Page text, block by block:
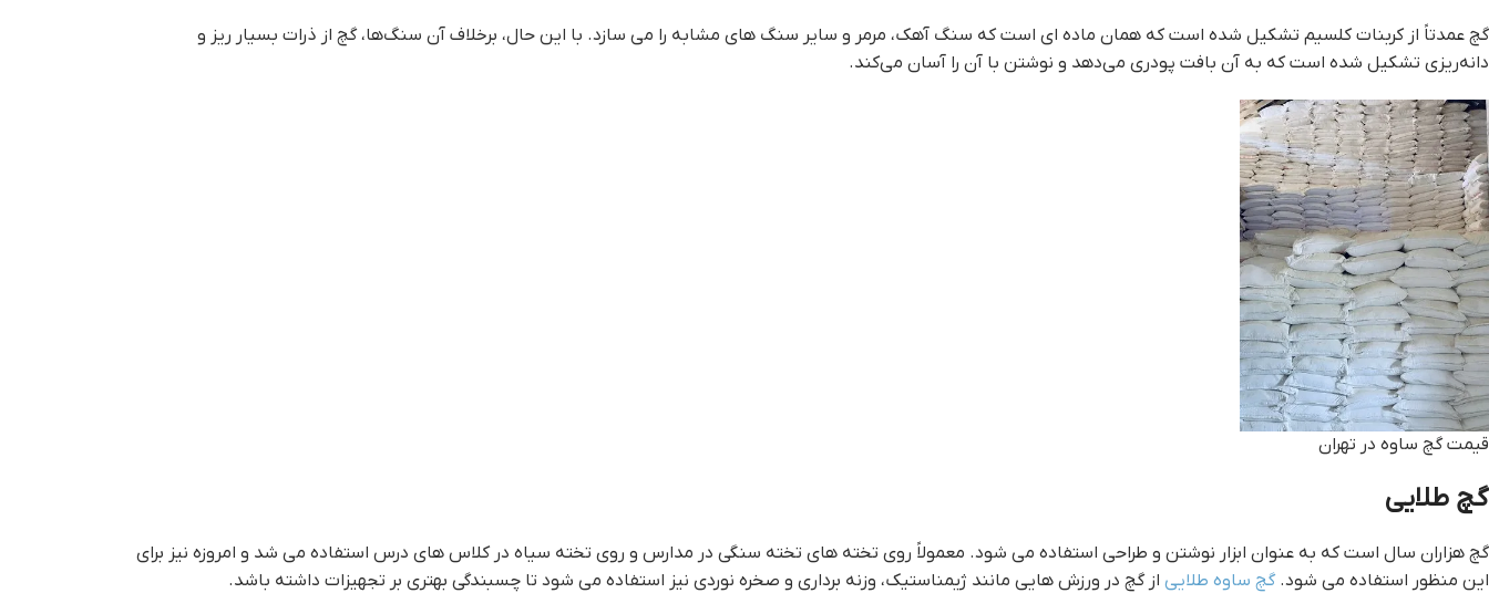
گچ عمدتاً از کربنات کلسیم تشکیل شده است که همان ماده ای است که سنگ آهک، مرمر و سایر سنگ های مشابه را می سازد. با این حال، برخلاف آن سنگ‌ها، گچ از ذرات بسیار ریز و
دانه‌ریزی تشکیل شده است که به آن بافت پودری می‌دهد و نوشتن با آن را آسان می‌کند.
قيمت گچ ساوه در تهران
گچ طلايي
گچ هزاران سال است که به عنوان ابزار نوشتن و طراحی استفاده می شود. معمولاً روی تخته های تخته سنگی در مدارس و روی تخته سیاه در کلاس های درس استفاده می شد و امروزه نیز برای
این منظور استفاده می شود.گچ ساوه طلایی از گچ در ورزش هایی مانند ژیمناستیک، وزنه برداری و صخره نوردی نیز استفاده می شود تا چسبندگی بهتری بر تجهیزات داشته باشد.